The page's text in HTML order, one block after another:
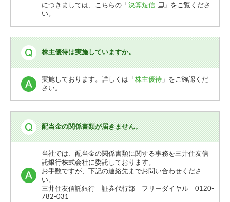
につきましては、こちらの「 決算短信
」をご覧くださ
い。
株主優待は実施していますか。
実施しております。詳しくは「 株主優待 」をご確認くだ
さい。
配当金の関係書類が届きません。
当社では、配当金の関係書類に関する事務を三井住友信
託銀行株式会社に委託しております。
お手数ですが、下記の連絡先までお問い合わせくださ
い。
三井住友信託銀行 証券代行部 フリーダイヤル 0120-
782-031